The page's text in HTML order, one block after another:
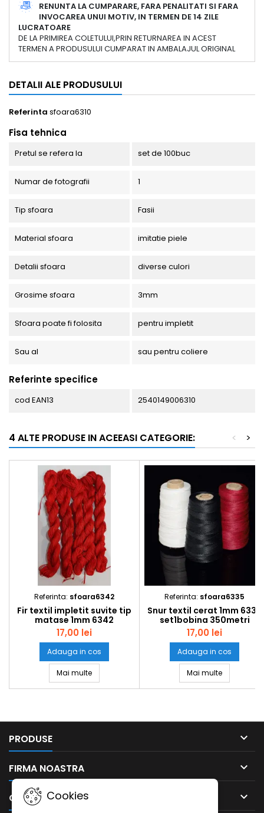
RENUNTA LA CUMPARARE, FARA PENALITATI SI FARA
INVOCAREA UNUI MOTIV, IN TERMEN DE 14 ZILE
LUCRATOARE
DE LA PRIMIREA COLETULUI,PRIN RETURNAREA IN ACEST
TERMEN A PRODUSULUI CUMPARAT IN AMBALAJUL ORIGINAL
DETALII ALE PRODUSULUI
Referinta sfoara6310
Fisa tehnica
Pretul se refera la set de 100buc
Numar de fotografii 1
Tip sfoara Fasii
Material sfoara imitatie piele
Detalii sfoara diverse culori
Grosime sfoara 3mm
Sfoara poate fi folosita pentru impletit
Sau al sau pentru coliere
Referinte specifice
cod EAN13 2540149006310
4 ALTE PRODUSE IN ACEEASI CATEGORIE: >
<
Referinta: sfoara6342
Fir textil impletit suvite tip
matase 1mm 6342
set1scul~280m(10*28m)
17,00 lei
Adauga in cos
Mai multeFir textil impletit suvite tip matase 1mm 6342
Referinta: sfoara6335
Snur textil cerat 1mm 6335
set1bobina 350metri
17,00 lei
Adauga in cos
Mai multeSnur textil
PRODUSE 
FIRMA NOASTRA 
CONTUL DUMNEAVOASTRA 
Cookies